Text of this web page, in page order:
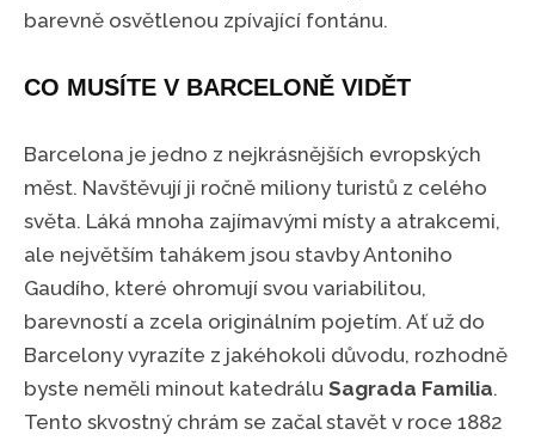
barevně osvětlenou zpívající fontánu.
CO MUSÍTE V BARCELONĚ VIDĚT
Barcelona je jedno z nejkrásnějších evropských
měst. Navštěvují ji ročně miliony turistů z celého
světa. Láká mnoha zajímavými místy a atrakcemi,
ale největším tahákem jsou stavby Antoniho
Gaudího, které ohromují svou variabilitou,
barevností a zcela originálním pojetím. Ať už do
Barcelony vyrazíte z jakéhokoli důvodu, rozhodně
byste neměli minout katedrálu Sagrada Familia.
Tento skvostný chrám se začal stavět v roce 1882